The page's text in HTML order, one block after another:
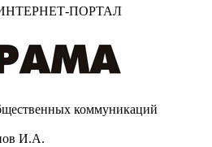
ПОРТАЛ
коммуникаций
И.А.